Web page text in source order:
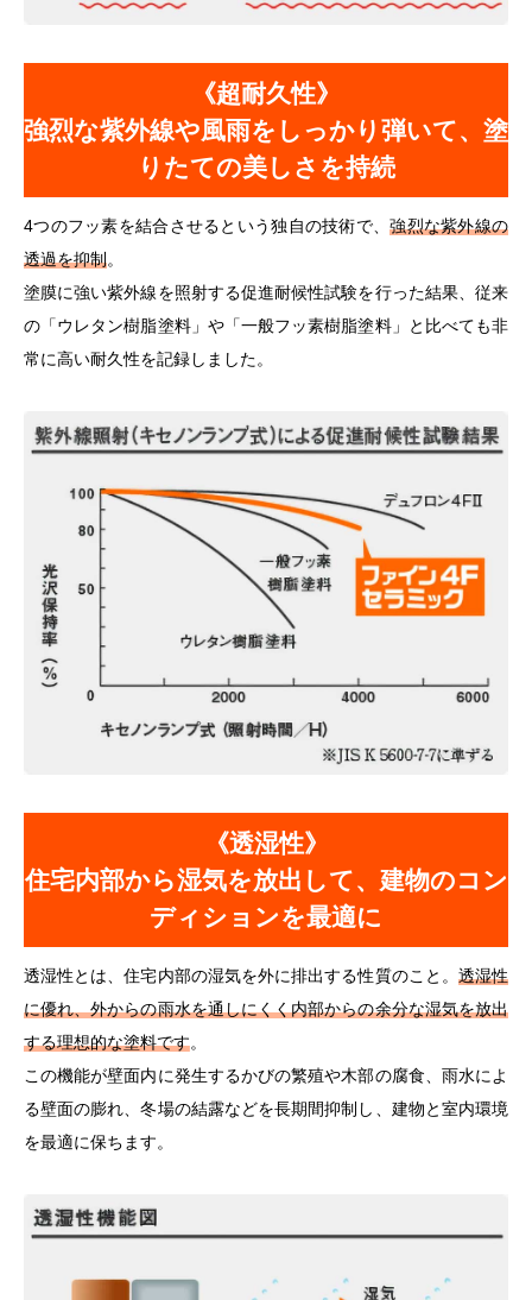
《超耐久性》
強烈な紫外線や風雨をしっかり弾いて、塗
りたての美しさを持続
4つのフッ素を結合させるという独自の技術で、強烈な紫外線の
透過を抑制。
塗膜に強い紫外線を照射する促進耐候性試験を行った結果、従来
の「ウレタン樹脂塗料」や「一般フッ素樹脂塗料」と比べても非
常に高い耐久性を記録しました。
《透湿性》
住宅内部から湿気を放出して、建物のコン
ディションを最適に
透湿性とは、住宅内部の湿気を外に排出する性質のこと。 透湿性
に優れ、外からの雨水を通しにくく内部からの余分な湿気を放出
する理想的な塗料です。
この機能が壁面内に発生するかびの繁殖や木部の腐食、雨水によ
る壁面の膨れ、冬場の結露などを長期間抑制し、建物と室内環境
を最適に保ちます。